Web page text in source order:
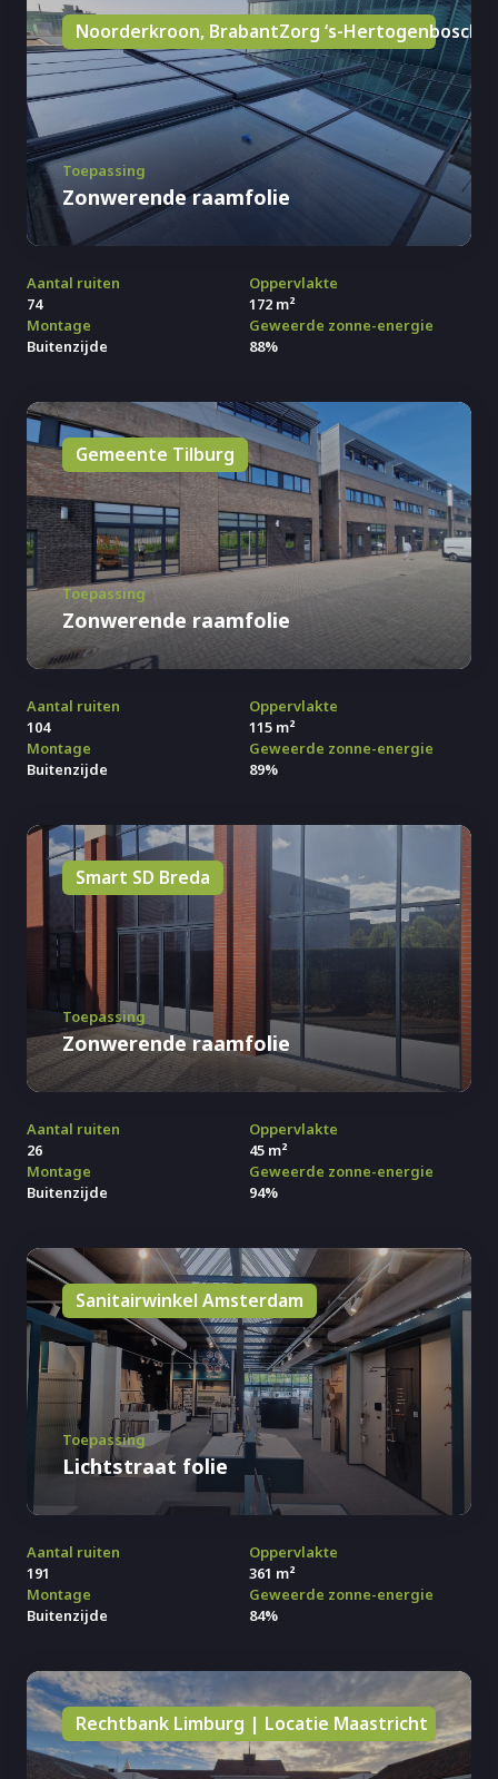
Noorderkroon, BrabantZorg ‘s-Hertogenbosch
Toepassing
Zonwerende raamfolie
Aantal ruiten
74
Oppervlakte
172 m²
Montage
Buitenzijde
Geweerde zonne-energie
88%
Gemeente Tilburg
Toepassing
Zonwerende raamfolie
Aantal ruiten
104
Oppervlakte
115 m²
Montage
Buitenzijde
Geweerde zonne-energie
89%
Smart SD Breda
Toepassing
Zonwerende raamfolie
Aantal ruiten
26
Oppervlakte
45 m²
Montage
Buitenzijde
Geweerde zonne-energie
94%
Sanitairwinkel Amsterdam
Toepassing
Lichtstraat folie
Aantal ruiten
191
Oppervlakte
361 m²
Montage
Buitenzijde
Geweerde zonne-energie
84%
Rechtbank Limburg | Locatie Maastricht